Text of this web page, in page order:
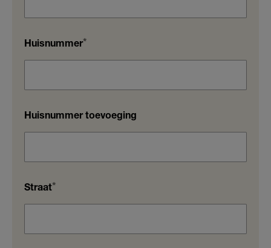
Lezen
Schrijven
Huisnummer
Huisnummer toevoeging
Straat